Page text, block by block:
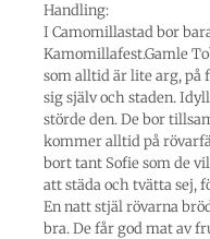
Handling:
I Camomillastad bor
Kamomillafest.Gamle
som alltid är lite arg, på
sig själv och staden.
störde den. De bor
kommer alltid på
bort tant Sofie som de
att städa och tvätta sej,
En natt stjäl rövarna
bra. De får god mat av